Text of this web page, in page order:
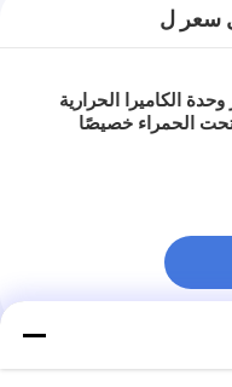
سعر ل
الكاميرا الحرارية
تحت الحمراء خصيصًا